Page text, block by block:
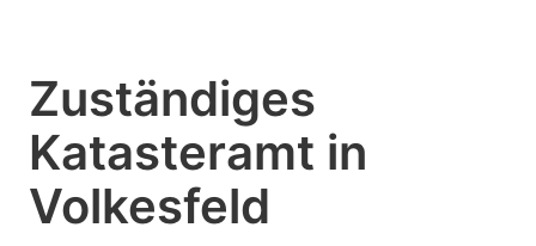
Zuständiges
Katasteramt in
Volkesfeld